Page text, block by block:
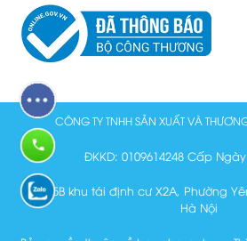
CÔNG TY TNHH SẢN XUẤT VÀ
ĐKKD: 0109614248 Cấp
Lô N15B khu tái định cư X2A, Phường
Hà Nội